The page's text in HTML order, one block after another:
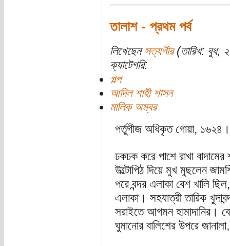
তালাশ - প্রথম পর্ব
লিখেছেন সত্যপীর(তারিখ: বুধ,
ক্যাটেগরি:
গল্প
আদিল শাহী শাসন
মালিক অম্বর
পর্তুগীজ অধিকৃত গোয়া,
ঢকঢক করে পাশে রাখা
উল্টোপিঠ দিয়ে মুখ মুছলেন
পরে বন্দর এলাকা বেশ খালি
এলাকা। সহযাত্রী তারিক
সরাইতে আগমন হামাদানির।
ঘুমানোর বালিশের উপরে